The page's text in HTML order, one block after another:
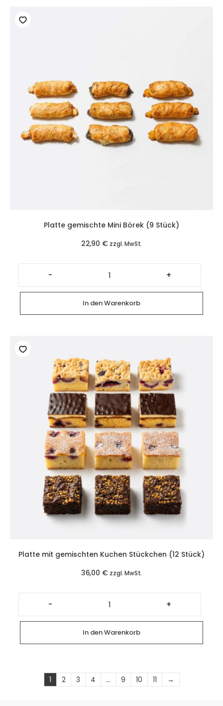
Platte gemischte Mini Börek (9 Stück)
22,90 € zzgl. MwSt.
-
Platte
gemischte
Mini
Börek
(9
Stück)
+
In den Warenkorb
Platte mit gemischten Kuchen Stückchen (12 Stück)
36,00 € zzgl. MwSt.
-
Platte
mit
gemischten
Kuchen
Stückchen
(12
Menge
+
In den Warenkorb
1 2 3 4 … 9 10 11 →